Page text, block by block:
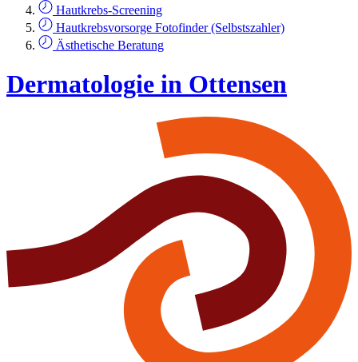
Hautkrebs-Screening
Hautkrebsvorsorge Fotofinder (Selbstszahler)
Ästhetische Beratung
Dermatologie in Ottensen